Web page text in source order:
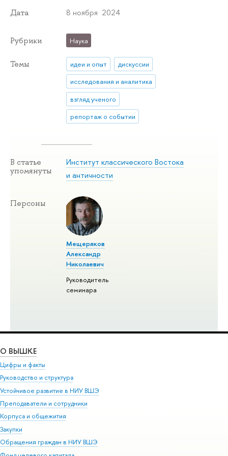
Дата 8 ноября 2024
Рубрики Наука
Темы идеи и опыт
дискуссии
исследования и аналитика
взгляд ученого
репортаж о событии
В статье
упомянуты
Институт классического Востока
и античности
Персоны
Мещеряков
Александр
Николаевич
Руководитель
семинара
О ВЫШКЕ
Цифры и факты
Руководство и структура
Устойчивое развитие в НИУ ВШЭ
Преподаватели и сотрудники
Корпуса и общежития
Закупки
Обращения граждан в НИУ ВШЭ